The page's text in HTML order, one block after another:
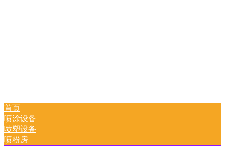
首页
喷涂设备
喷塑设备
喷粉房